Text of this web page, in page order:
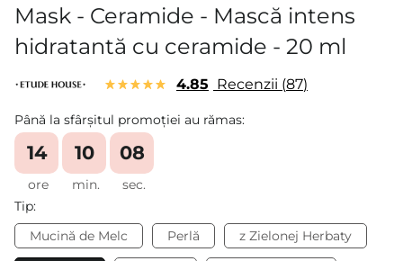
Mask - Ceramide - Mască intens
hidratantă cu ceramide - 20 ml
4.85 Recenzii 87
Până la sfârșitul promoției au rămas:
ore
14
min.
10
sec.
08
Tip:
Mucină de Melc
Perlă z Zielonej Herbaty